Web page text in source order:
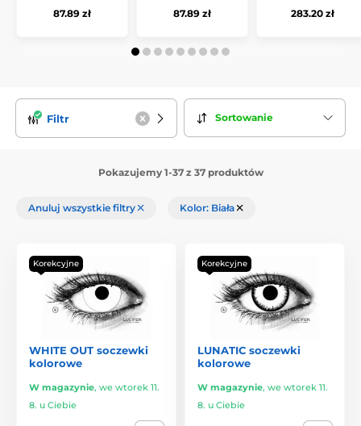
87.89 zł
87.89 zł
283.20 zł
Filtr Sortowanie
Pokazujemy 1-37 z 37 produktów
Anuluj wszystkie filtry Kolor: Biała
Korekcyjne
WHITE OUT soczewki
kolorowe
W magazynie, we wtorek 11.
8. u Ciebie
Korekcyjne
LUNATIC soczewki
kolorowe
W magazynie, we wtorek 11.
8. u Ciebie